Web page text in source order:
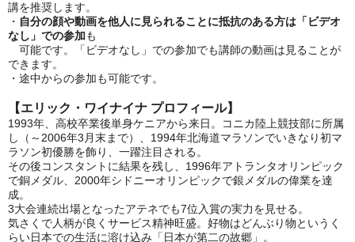
講を推奨します。
・ 自分の顔や動画を他人に見られることに抵抗のある方は「ビデオ
なし」での参加も
可能です。「ビデオなし」での参加でも講師の動画は見ることが
できます。
・途中からの参加も可能です。
【エリック・ワイナイナ プロフィール】
1993年、高校卒業後単身ケニアから来日。コニカ陸上競技部に所属
し（～2006年3月末まで）、1994年北海道マラソンでいきなり初マ
ラソン初優勝を飾り、一躍注目される。
その後コンスタントに結果を残し、1996年アトランタオリンピック
で銅メダル、2000年シドニーオリンピックで銀メダルの偉業を達
成。
3大会連続出場となったアテネでも7位入賞の実力を見せる。
気さくで人柄が良くサービス精神旺盛。好物はどんぶり物というく
らい日本での生活に溶け込み「日本が第二の故郷」。